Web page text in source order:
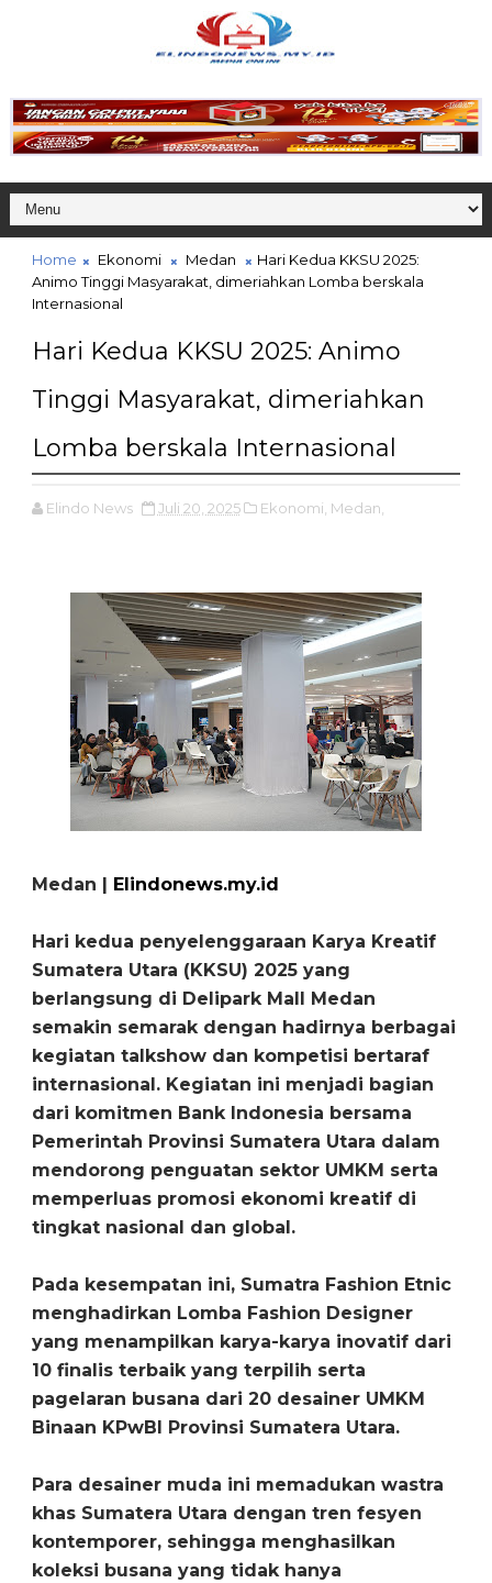
Home Ekonomi Medan
Hari Kedua KKSU 2025:
Animo Tinggi Masyarakat, dimeriahkan Lomba berskala
Internasional
Hari Kedua KKSU 2025: Animo
Tinggi Masyarakat, dimeriahkan
Lomba berskala Internasional
Elindo News Juli 20, 2025 Ekonomi, Medan,
Medan | Elindonews.my.id
Hari kedua penyelenggaraan Karya Kreatif
Sumatera Utara (KKSU) 2025 yang
berlangsung di Delipark Mall Medan
semakin semarak dengan hadirnya berbagai
kegiatan talkshow dan kompetisi bertaraf
internasional. Kegiatan ini menjadi bagian
dari komitmen Bank Indonesia bersama
Pemerintah Provinsi Sumatera Utara dalam
mendorong penguatan sektor UMKM serta
memperluas promosi ekonomi kreatif di
tingkat nasional dan global.
Pada kesempatan ini, Sumatra Fashion Etnic
menghadirkan Lomba Fashion Designer
yang menampilkan karya-karya inovatif dari
10 finalis terbaik yang terpilih serta
pagelaran busana dari 20 desainer UMKM
Binaan KPwBI Provinsi Sumatera Utara.
Para desainer muda ini memadukan wastra
khas Sumatera Utara dengan tren fesyen
kontemporer, sehingga menghasilkan
koleksi busana yang tidak hanya